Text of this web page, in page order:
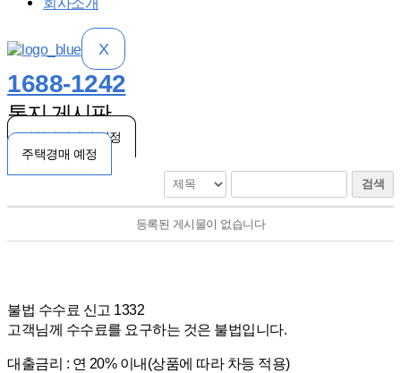
X
1688-1242
통지 게시판
기한이익상실 예정
주택경매 예정
검색
등록된 게시물이 없습니다
불법 수수료 신고 1332
고객님께 수수료를 요구하는 것은 불법입니다.
대출금리 : 연 20% 이내(상품에 따라 차등 적용)